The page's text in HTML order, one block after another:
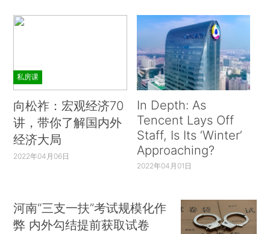
私房课
向松祚：宏观经济70
讲，带你了解国内外
经济大局
2022年04月06日
In Depth: As
Tencent Lays Off
Staff, Is Its ‘Winter’
Approaching?
2022年04月01日
河南“三支一扶”考试规模化作
弊 内外勾结提前获取试卷